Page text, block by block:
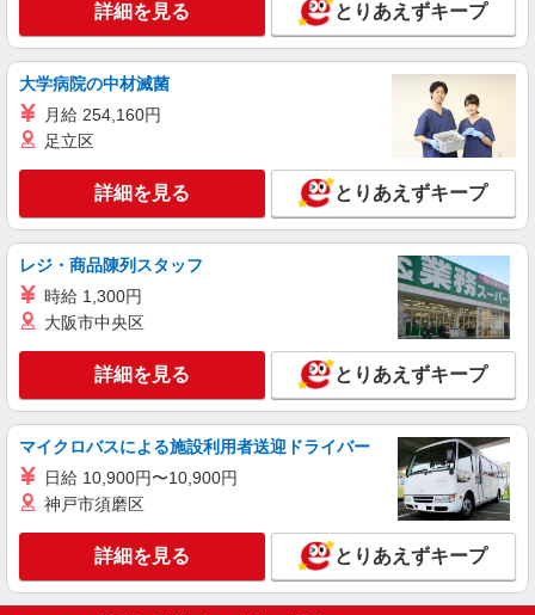
詳細を見る とりあえずキープ
大学病院の中材滅菌
月給 254,160円
足立区
詳細を見る とりあえずキープ
レジ・商品陳列スタッフ
時給 1,300円
大阪市中央区
詳細を見る とりあえずキープ
マイクロバスによる施設利用者送迎ドライバー
日給 10,900円〜10,900円
神戸市須磨区
詳細を見る とりあえずキープ